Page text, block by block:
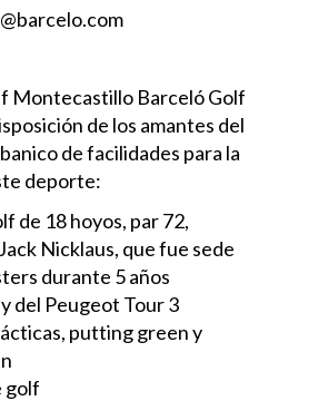
Montecastillo Barceló Golf
de los amantes del
de facilidades para la
deporte:
de 18 hoyos, par 72,
Nicklaus, que fue sede
durante 5 años
del Peugeot Tour 3
putting green y
golf